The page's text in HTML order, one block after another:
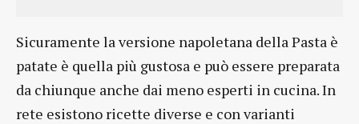
Sicuramente la versione napoletana della Pasta è
patate è quella più gustosa e può essere preparata
da chiunque anche dai meno esperti in cucina. In
rete esistono ricette diverse e con varianti